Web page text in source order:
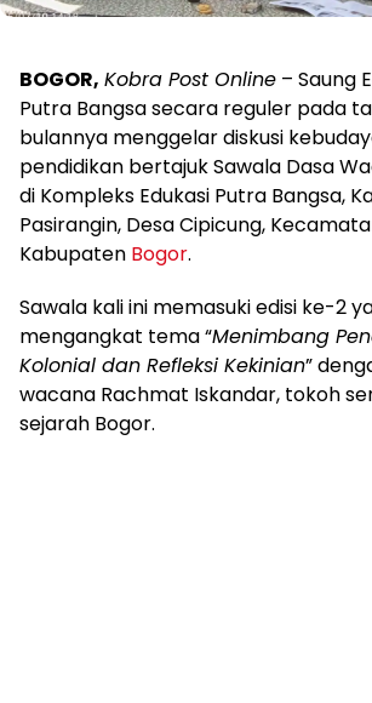
BOGOR, Kobra Post Online – Saung
Putra Bangsa secara reguler pada
bulannya menggelar diskusi
pendidikan bertajuk Sawala Dasa
di Kompleks Edukasi Putra Bangsa,
Pasirangin, Desa Cipicung,
Kabupaten Bogor.
Sawala kali ini memasuki edisi ke-2
mengangkat tema “Menimbang
Kolonial dan Refleksi Kekinian”
wacana Rachmat Iskandar, tokoh
sejarah Bogor.